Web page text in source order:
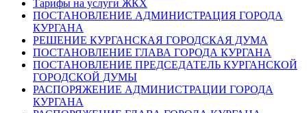
Тарифы на услуги ЖКХ
ПОСТАНОВЛЕНИЕ АДМИНИСТРАЦИЯ ГОРОДА
КУРГАНА
РЕШЕНИЕ КУРГАНСКАЯ ГОРОДСКАЯ ДУМА
ПОСТАНОВЛЕНИЕ ГЛАВА ГОРОДА КУРГАНА
ПОСТАНОВЛЕНИЕ ПРЕДСЕДАТЕЛЬ КУРГАНСКОЙ
ГОРОДСКОЙ ДУМЫ
РАСПОРЯЖЕНИЕ АДМИНИСТРАЦИИ ГОРОДА
КУРГАНА